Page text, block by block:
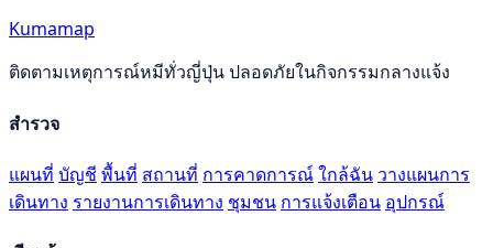
Kumamap
ติดตามเหตุการณ์หมีทั่วญี่ปุ่น ปลอดภัยในกิจกรรมกลางแจ้ง
สำรวจ
แผนที่ บัญชี พื้นที่ สถานที่ การคาดการณ์ใกล้ฉัน วางแผนการ
เดินทาง รายงานการเดินทาง ชุมชน การแจ้งเตือน อุปกรณ์